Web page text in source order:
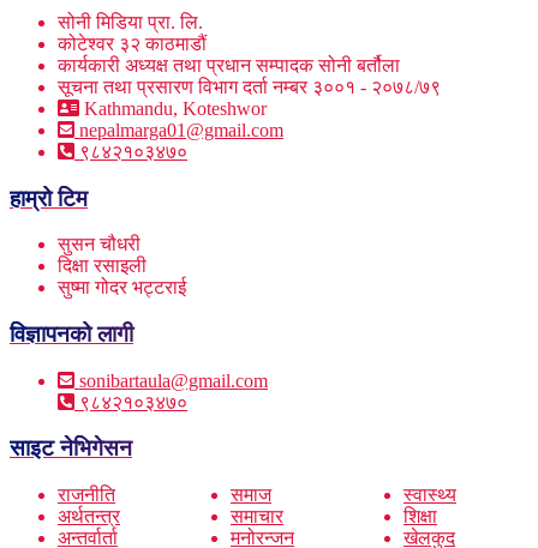
सोनी मिडिया प्रा. लि.
कोटेश्वर ३२ काठमाडौं
कार्यकारी अध्यक्ष तथा प्रधान सम्पादक सोनी बर्तौला
सूचना तथा प्रसारण विभाग दर्ता नम्बर ३००१ - २०७८/७९
Kathmandu, Koteshwor
nepalmarga01@gmail.com
९८४२१०३४७०
हाम्रो टिम
सुसन चौधरी
दिक्षा रसाइली
सुष्मा गोदर भट्टराई
विज्ञापनको लागी
sonibartaula@gmail.com
९८४२१०३४७०
साइट नेभिगेसन
राजनीति
अर्थतन्त्र
अन्तर्वार्ता
समाज
समाचार
मनोरन्जन
स्वास्थ्य
शिक्षा
खेलकुद